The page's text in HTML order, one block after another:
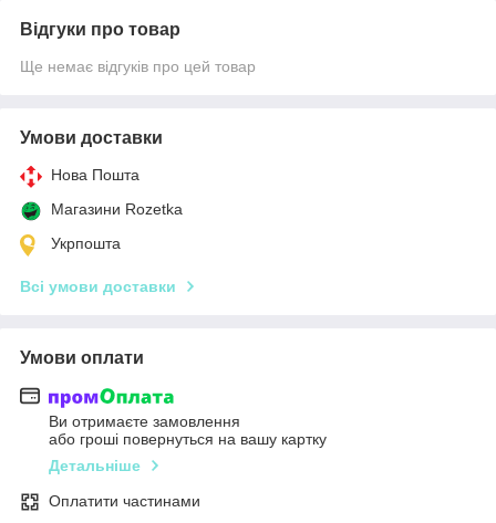
Відгуки про товар
Ще немає відгуків про цей товар
Умови доставки
Нова Пошта
Магазини Rozetka
Укрпошта
Всі умови доставки
Умови оплати
Ви отримаєте замовлення
або гроші повернуться на вашу картку
Детальніше
Оплатити частинами